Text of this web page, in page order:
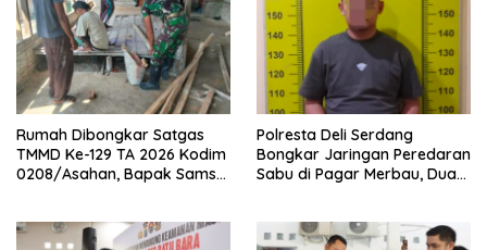
Rumah Dibongkar Satgas
TMMD Ke-129 TA 2026 Kodim
0208/Asahan, Bapak Samsul
Segera Terwujud
Polresta Deli Serdang
Bongkar Jaringan Peredaran
Sabu di Pagar Merbau, Dua